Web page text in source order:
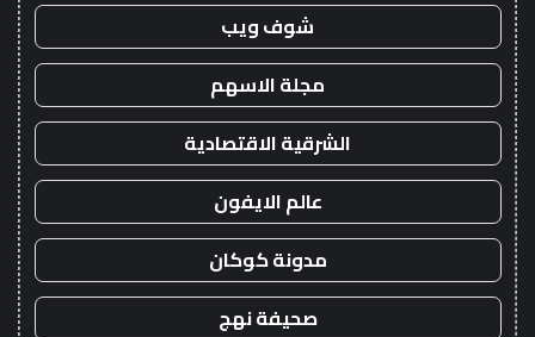
شوف ويب
مجلة الاسهم
الشرقية الاقتصادية
عالم الايفون
مدونة كوكان
صحيفة نهج